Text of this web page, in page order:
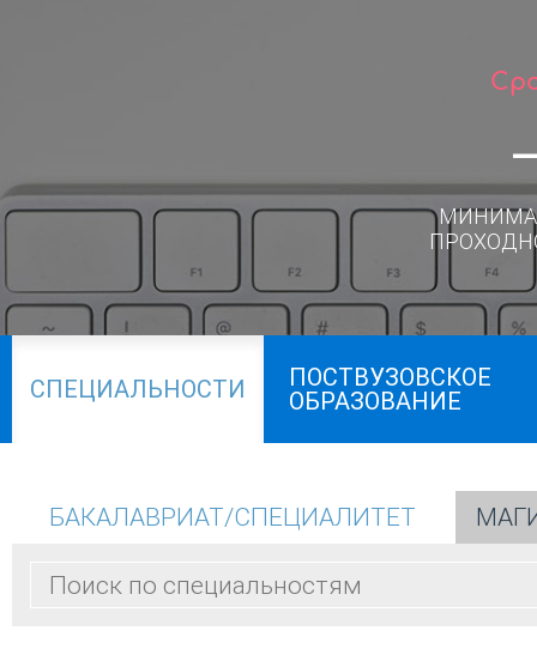
СПЕЦИАЛЬНОСТИ
ПОСТВУЗОВСКОЕ
ОБРАЗОВАНИЕ
БАКАЛАВРИАТ/СПЕЦИАЛИТЕТ